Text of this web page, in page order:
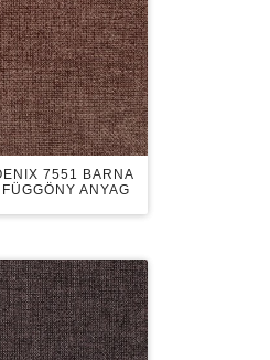
7551 BARNA
ANYAG